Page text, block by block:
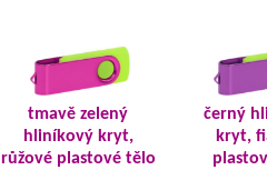
tmavě zelený
hliníkový kryt,
růžové plastové tělo
černý
kryt,